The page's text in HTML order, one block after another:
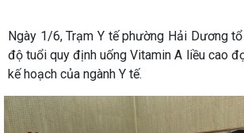
Ngày 1/6, Trạm Y tế phường Hải Dương
độ tuổi quy định uống Vitamin A liều cao
kế hoạch của ngành Y tế.